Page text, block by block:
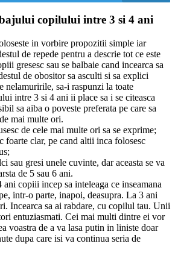
copilului intre 3 si 4 ani
in vorbire propozitii simple iar
de repede pentru a descrie tot ce este
gresesc sau se balbaie cand incearca sa
de obositor sa asculti si sa explici
nelamuririle, sa-i raspunzi la toate
intre 3 si 4 ani ii place sa i se citeasca
sa aiba o poveste preferata pe care sa
mai multe ori.
de cele mai multe ori sa se exprime;
foarte clar, pe cand altii inca folosesc
sau gresi unele cuvinte, dar aceasta se va
de 5 sau 6 ani.
ani copiii incep sa inteleaga ce inseamana
intr-o parte, inapoi, deasupra. La 3 ani
Incearca sa ai rabdare, cu copilul tau. Unii
entuziasmati. Cei mai multi dintre ei vor
voastra de a va lasa putin in liniste doar
dupa care isi va continua seria de